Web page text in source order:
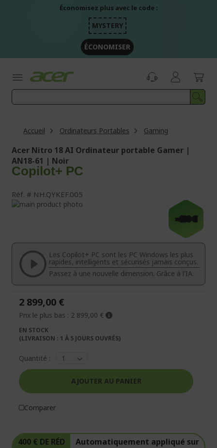
Économisez plus avec le code :
MYSTERY
ÉCONOMISER
Accueil Ordinateurs Portables Gaming
Acer Nitro 18 AI Ordinateur portable Gamer |
AN18-61 | Noir
Copilot+ PC
Réf. NH.QYKEF.005
Passer
de
galerie
d’images
-400 €
de
Galerie
d’images
Les Copilot+ PC sont les PC Windows les plus
rapides, intelligents et sécurisés jamais conçus.
Passez à une nouvelle dimension. Grâce à l'IA.
400 € DE RÉD
Automatiquement appliqué sur
2 899,00 €
Prix le plus bas : 2 899,00 €
EN STOCK
(LIVRAISON : 1 À 5 JOURS OUVRÉS)
Quantité :
AJOUTER AU PANIER
Comparer